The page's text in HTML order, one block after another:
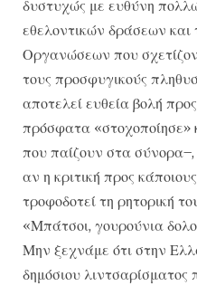
δυστυχώς με ευθύνη
εθελοντικών δράσεων
Οργανώσεων που
τους προσφυγικούς
αποτελεί ευθεία βολή
πρόσφατα «στοχοποίησε»
που παίζουν στα
αν η κριτική προς
τροφοδοτεί τη ρητορική
«Μπάτσοι, γουρούνια
Μην ξεχνάμε ότι στην
δημόσιου λιντσαρίσματος